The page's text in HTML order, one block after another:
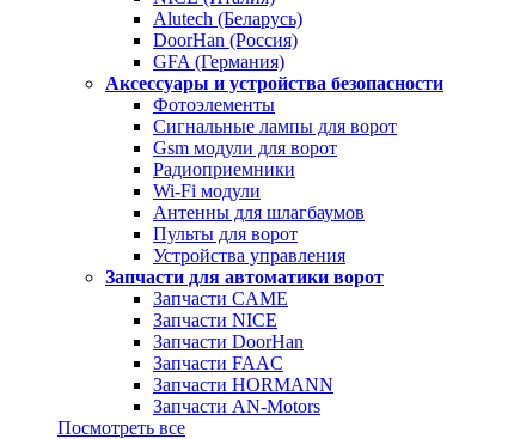
Alutech (Беларусь)
DoorHan (Россия)
GFA (Германия)
Аксессуары и устройства безопасности
Фотоэлементы
Сигнальные лампы для ворот
Gsm модули для ворот
Радиоприемники
Wi-Fi модули
Антенны для шлагбаумов
Пульты для ворот
Устройства управления
Запчасти для автоматики ворот
Запчасти CAME
Запчасти NICE
Запчасти DoorHan
Запчасти FAAC
Запчасти HORMANN
Запчасти AN-Motors
Посмотреть все